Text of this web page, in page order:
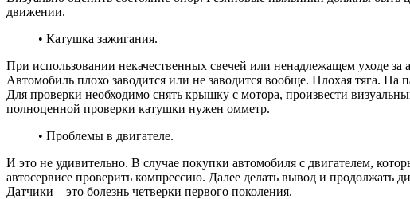
движении.
• Катушка зажигания.
При использовании некачественных свечей или ненадлежащем уходе за
Автомобиль плохо заводится или не заводится вообще. Плохая тяга. На
Для проверки необходимо снять крышку с мотора, произвести
полноценной проверки катушки нужен омметр.
• Проблемы в двигателе.
И это не удивительно. В случае покупки автомобиля с двигателем,
автосервисе проверить компрессию. Далее делать вывод и продолжать
Датчики – это болезнь четверки первого поколения.